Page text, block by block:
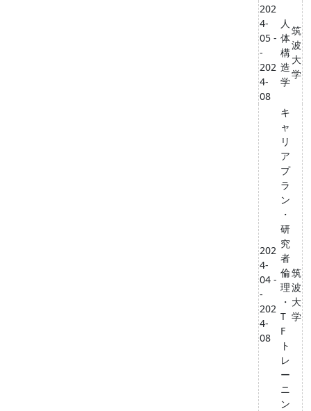
202
4-
05 -
-
202
4-
08
人
体
構
造
学
筑
波
大
学
202
4-
04 -
-
202
4-
08
キ
ャ
リ
ア
プ
ラ
ン
・
研
究
者
倫
理
・
T
F
ト
レ
ー
ニ
ン
筑
波
大
学